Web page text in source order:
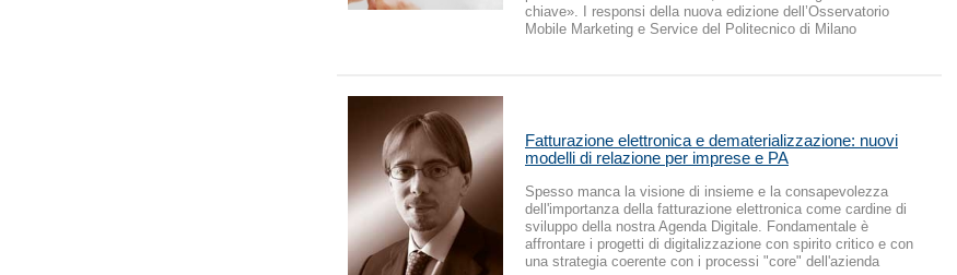
chiave». I responsi della nuova edizione dell’Osservatorio
Mobile Marketing e Service del Politecnico di Milano
Fatturazione elettronica e dematerializzazione: nuovi
modelli di relazione per imprese e PA
Spesso manca la visione di insieme e la consapevolezza
dell'importanza della fatturazione elettronica come cardine di
sviluppo della nostra Agenda Digitale. Fondamentale è
affrontare i progetti di digitalizzazione con spirito critico e con
una strategia coerente con i processi "core" dell'azienda